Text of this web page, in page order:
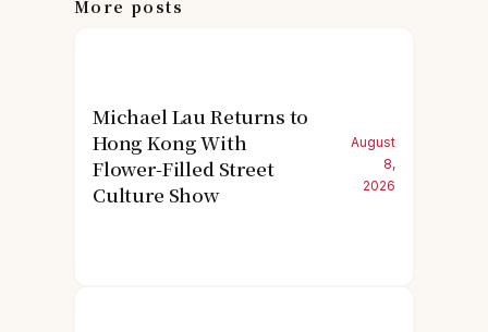
More posts
Michael Lau Returns to
Hong Kong With
Flower-Filled Street
Culture Show
August
8,
2026